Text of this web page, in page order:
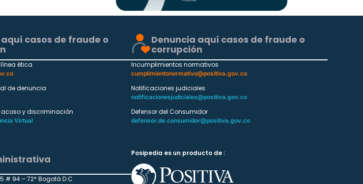
casos de fraude o
ética
de denuncia
y discriminación
Virtual
Denuncia aquí casos de fraude o
corrupción
Incumplimientos normativos
cumplimientonormativo@positiva.gov.co
Notificaciones judiciales
notificacionesjudiciales@positiva.gov.co
Defensor del Consumidor
defensor.de.consumidor@positiva.gov.co
# 94 – 72* Bogotá D.C
Posipedia es un producto de :